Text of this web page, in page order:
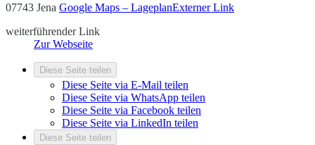
07743 Jena Google Maps – LageplanExterner Link
weiterführender Link
Zur Webseite
Diese Seite teilen
Diese Seite via E-Mail teilen
Diese Seite via WhatsApp teilen
Diese Seite via Facebook teilen
Diese Seite via LinkedIn teilen
Diese Seite teilen